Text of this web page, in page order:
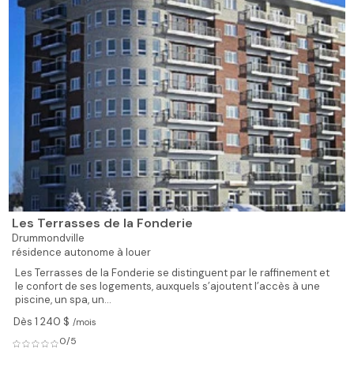
Les Terrasses de la Fonderie
Drummondville
résidence autonome à louer
Les Terrasses de la Fonderie se distinguent par le raffinement et
le confort de ses logements, auxquels s’ajoutent l’accès à une
piscine, un spa, un...
Dès 1 240 $ /mois
0/5